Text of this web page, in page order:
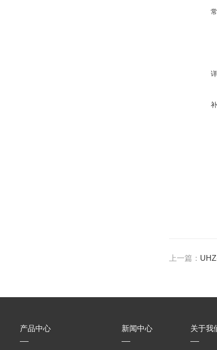
上一篇：
产品中心 新闻中心 关于我